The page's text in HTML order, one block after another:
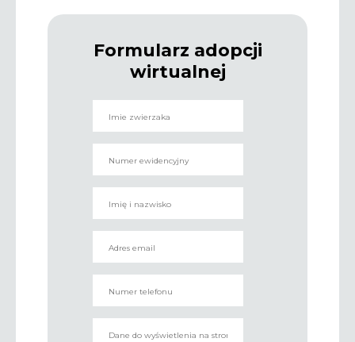
Formularz adopcji
wirtualnej